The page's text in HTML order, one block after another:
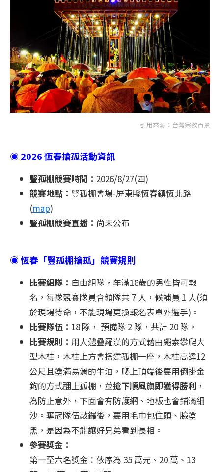
引用來源： 台灣宗教百景
◉ 2026 恆春搶孤活動資訊
豎孤棚競賽時間： 2026/8/27(四)
競賽地點： 豎孤棚會場-屏東縣恆春鎮恆北路
(map)
豎孤棚競賽直播： 尚未公布
◉ 恆春「豎孤棚搶孤」競賽規則
比賽組隊： 自由組隊，年滿18歲的男性皆可報
名，每隊競賽隊員含領隊共 7 人，候補員 1 人(須
於現場待命，不能現場更換報名表單外選手)。
比賽隊伍： 18 隊， 預備隊 2 隊，共計 20 隊。
比賽規則： 用人體疊羅漢的方式藉由繩索攀爬大
型木柱，木柱上方會搭建孤棚一座，木柱高達12
公尺且塗滿易滑的牛油，爬上頂端後要用倒掛金
鉤的方式翻上孤棚，並搶下順風旗即獲得勝利 ，
為防止意外，下面會有防護網、地板也會鋪滿細
沙。奪冠隊伍敲鑼後，要用毛巾包住頭、臉塗
黑，是因為不能讓好兄弟看到長相。
參賽獎金：
第一至六名獎金：依序為 35 萬元、20 萬、13